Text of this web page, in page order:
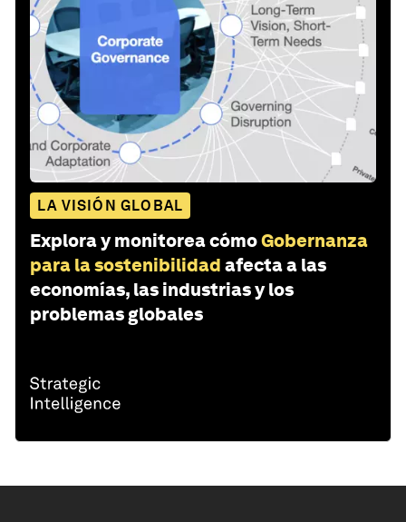
LA VISIÓN GLOBAL
Explora y monitorea cómoGobernanza
para la sostenibilidad afecta a las
economías, las industrias y los
problemas globales